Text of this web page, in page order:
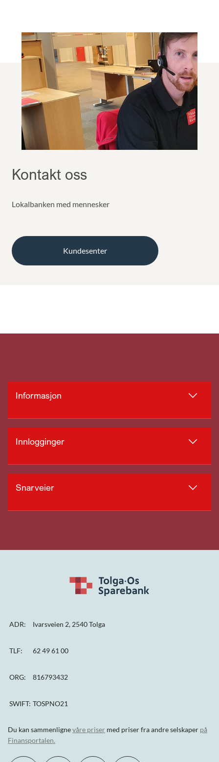
Kontakt oss
Lokalbanken med mennesker
Kundesenter
Informasjon
Innlogginger
Snarveier
ADR: Ivarsveien 2, 2540 Tolga
TLF: 62 49 61 00
ORG: 816793432
SWIFT: TOSPNO21
Du kan sammenlignevåre priser med priser fra andre selskaper på
Finansportalen.